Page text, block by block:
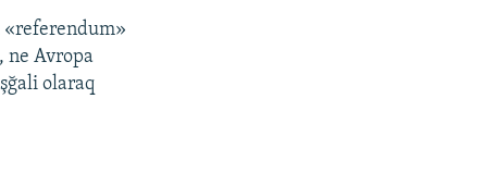
«referendum»
ne Avropa
olaraq